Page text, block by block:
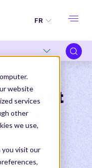
website
services
other
we use,
visit our
FR
Produit